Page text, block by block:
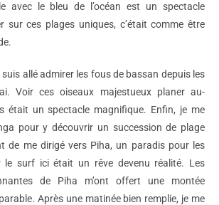
avec le bleu de l’océan est un spectacle
sur ces plages uniques, c’était comme être
suis allé admirer les fous de bassan depuis les
Voir ces oiseaux majestueux planer au-
était un spectacle magnifique. Enfin, je me
pour y découvrir un succession de plage
de me dirigé vers Piha, un paradis pour les
le surf ici était un rêve devenu réalité. Les
de Piha m’ont offert une montée
Après une matinée bien remplie, je me